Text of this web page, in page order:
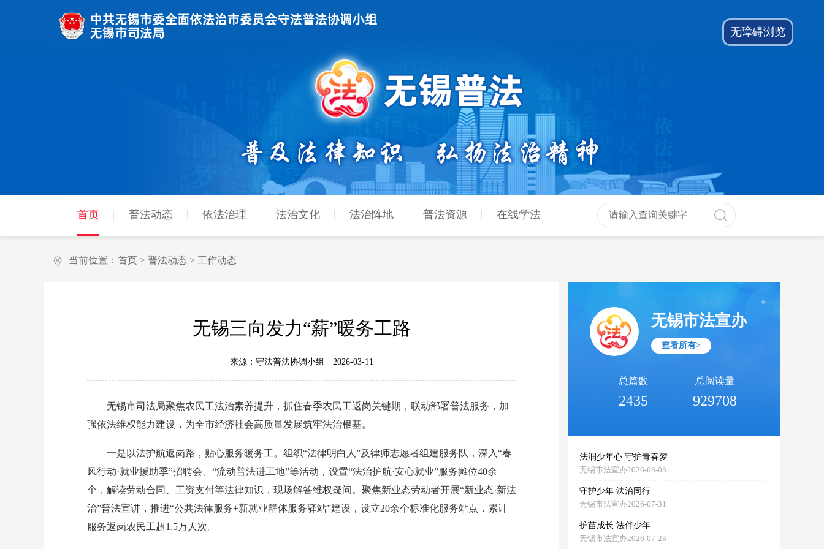
首页 普法动态 依法治理 法治文化 法治阵地 普法资源 在线学法
当前位置： 首页 > 普法动态 > 工作动态
无锡三向发力“薪”暖务工路
来源：守法普法协调小组 2026-03-11
无锡市司法局聚焦农民工法治素养提升，抓住春季农民工返岗关键期，联动部署普法服务，加
强依法维权能力建设，为全市经济社会高质量发展筑牢法治根基。
一是以法护航返岗路，贴心服务暖务工。组织“法律明白人”及律师志愿者组建服务队，深入“春
风行动·就业援助季”招聘会、“流动普法进工地”等活动，设置“法治护航·安心就业”服务摊位40余
个，解读劳动合同、工资支付等法律知识，现场解答维权疑问。聚焦新业态劳动者开展“新业态·新法
治”普法宣讲，推进“公共法律服务+新就业群体服务驿站”建设，设立20余个标准化服务站点，累计
服务返岗农民工超1.5万人次。
无锡市法宣办
查看所有>
总篇数
2435
总阅读量
929708
法润少年心 守护青春梦
无锡市法宣办2026-08-03
守护少年 法治同行
无锡市法宣办2026-07-31
护苗成长 法伴少年
无锡市法宣办2026-07-28
无障碍浏览